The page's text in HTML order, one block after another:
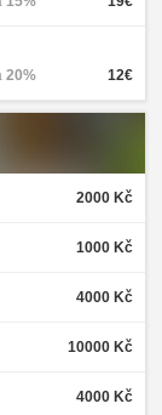
12€
20%
2000 Kč
1000 Kč
4000 Kč
10000 Kč
4000 Kč